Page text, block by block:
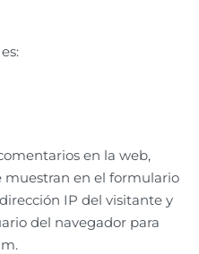
en la web,
muestran en el formulario
IP del visitante y
del navegador para